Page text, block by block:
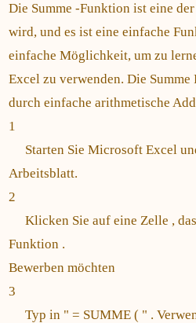
Die Summe -Funktion ist eine
wird, und es ist eine einfache
einfache Möglichkeit, um zu
Excel zu verwenden. Die
durch einfache arithmetische
1
Starten Sie Microsoft Excel
Arbeitsblatt.
2
Klicken Sie auf eine Zelle ,
Funktion .
Bewerben möchten
3
Typ in " = SUMME ( " .